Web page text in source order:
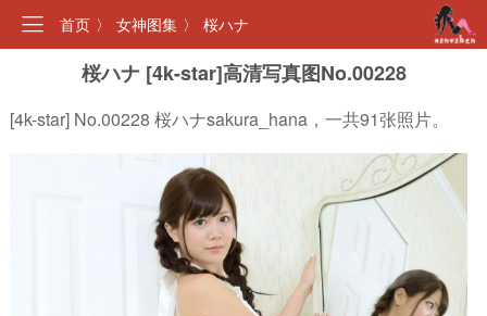
首页 〉 女神图集 〉 桜ハナ
桜ハナ [4k-star]高清写真图No.00228
[4k-star] No.00228 桜ハナsakura_hana，一共91张照片。